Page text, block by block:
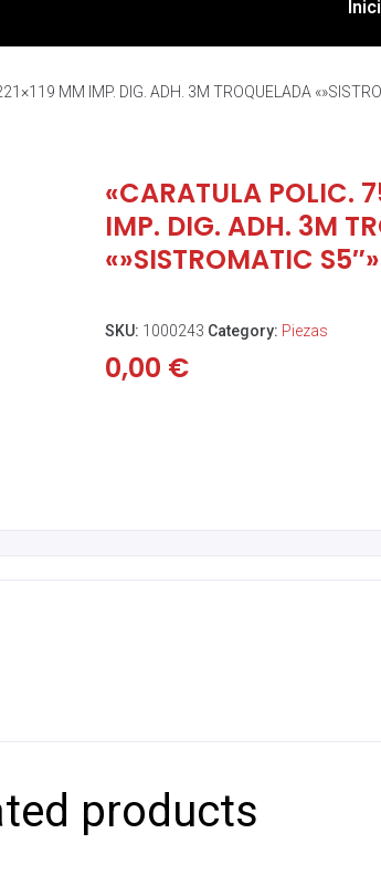
MM IMP. DIG. ADH. 3M TROQUELADA
«CARATULA POLIC.
IMP. DIG. ADH. 3M
«»SISTROMATIC
SKU: 1000243 Category: Piezas
0,00 €
products